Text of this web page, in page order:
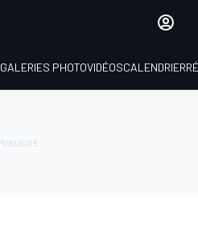
GALERIES PHOTOVIDÉOSCALENDRIER